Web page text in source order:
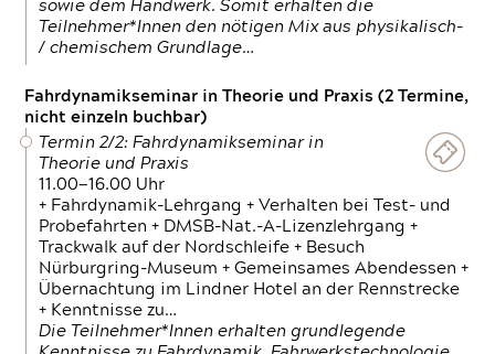
sowie dem Handwerk. Somit erhalten die
Teilnehmer*Innen den nötigen Mix aus physikalisch-
/ chemischem Grundlage…
Fahrdynamikseminar in Theorie und Praxis (2 Termine,
nicht einzeln buchbar)
Termin 2/2: Fahrdynamikseminar in
Theorie und Praxis
11.00—16.00 Uhr
+ Fahrdynamik-Lehrgang + Verhalten bei Test- und
Probefahrten + DMSB-Nat.-A-Lizenzlehrgang +
Trackwalk auf der Nordschleife + Besuch
Nürburgring-Museum + Gemeinsames Abendessen +
Übernachtung im Lindner Hotel an der Rennstrecke
+ Kenntnisse zu…
Die Teilnehmer*Innen erhalten grundlegende